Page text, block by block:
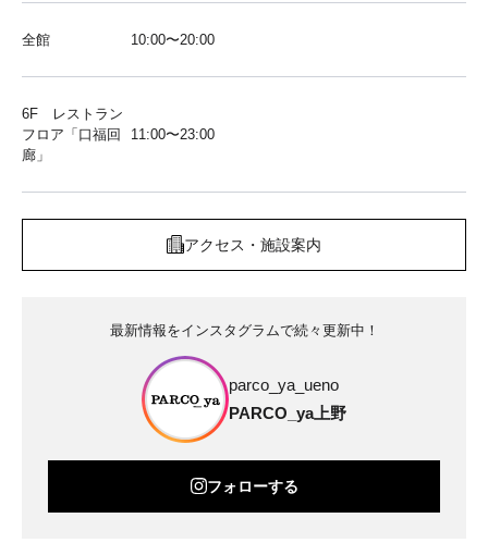
全館 10:00〜20:00
6F レストラン
フロア「口福回
廊」
11:00〜23:00
アクセス・施設案内
最新情報をインスタグラムで続々更新中！
parco_ya_ueno
PARCO_ya上野
フォローする